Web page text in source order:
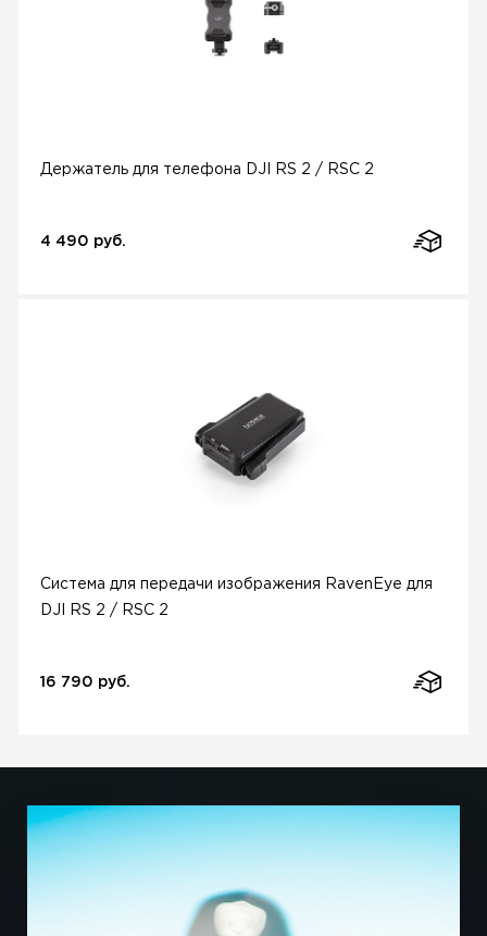
Держатель для телефона DJI RS 2 / RSC 2
4 490 руб.
Система для передачи изображения RavenEye для
DJI RS 2 / RSC 2
16 790 руб.